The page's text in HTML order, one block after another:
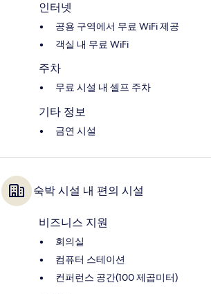
인터넷
공용 구역에서 무료 WiFi 제공
객실 내 무료 WiFi
주차
무료 시설 내 셀프 주차
기타 정보
금연 시설
숙박 시설 내 편의 시설
비즈니스 지원
회의실
컴퓨터 스테이션
컨퍼런스 공간(100 제곱미터)